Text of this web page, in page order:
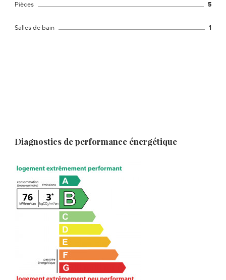
Pièces 5
Salles de bain 1
Diagnostics de performance énergétique